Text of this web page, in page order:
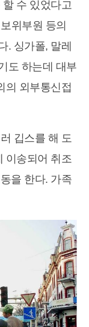
수 있었다고
위부원 등의
. 싱가폴, 말레
도 하는데 대부
의 외부통신접
깁스를 해 도
이송되어 취조
을 한다. 가족